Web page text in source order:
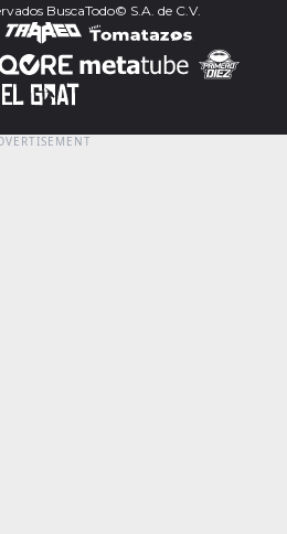
BuscaTodo© S.A. de C.V.